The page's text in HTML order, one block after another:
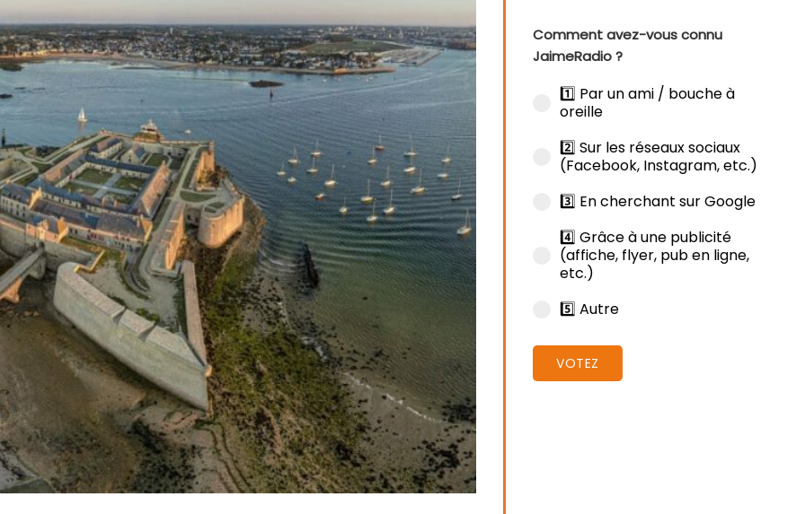
Comment avez-vous connu
JaimeRadio ?
1️⃣ Par un ami / bouche à
oreille
2️⃣ Sur les réseaux sociaux
(Facebook, Instagram, etc.)
3️⃣ En cherchant sur Google
4️⃣ Grâce à une publicité
(affiche, flyer, pub en ligne,
etc.)
5️⃣ Autre
VOTEZ